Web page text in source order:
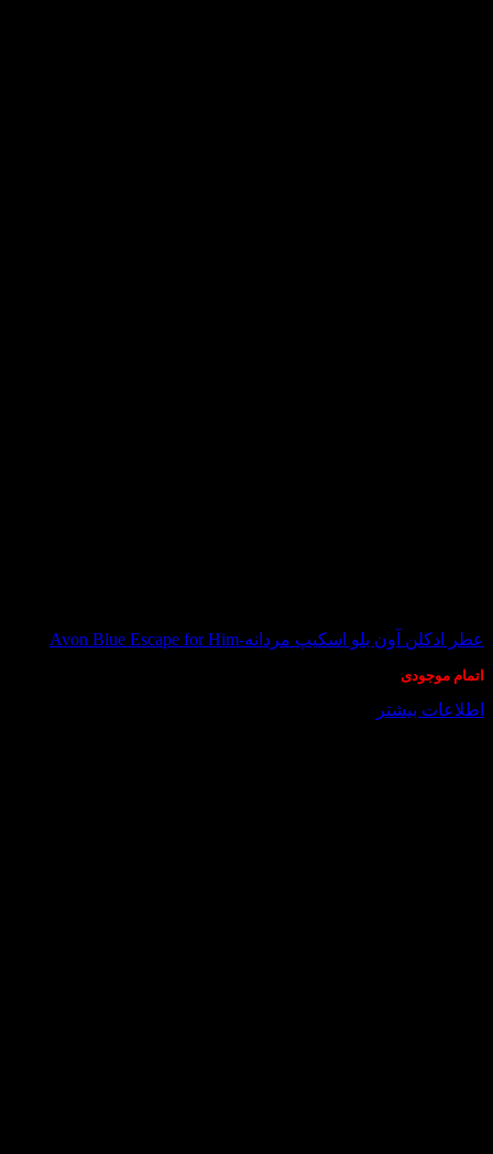
عطر ادکلن آون بلو اسکیپ مردانه-Avon Blue Escape for Him
اتمام موجودی
اطلاعات بیشتر